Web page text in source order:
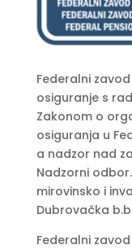
Federalni
osiguranje s
Zakonom o
osiguranja u
a nadzor nad
Nadzorni
mirovinsko i
Dubrovačka
Federalni